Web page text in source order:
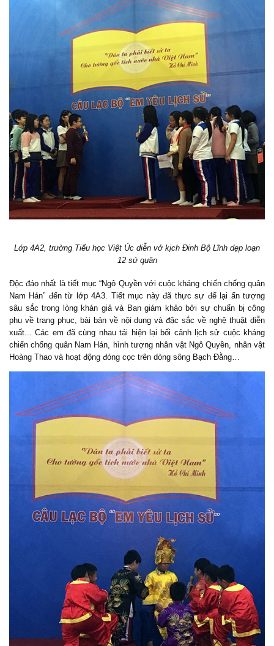
Lớp 4A2, trường Tiểu học Việt Úc diễn vở kịch Đinh Bộ Lĩnh dẹp loạn
12 sứ quân
Độc đáo nhất là tiết mục “Ngô Quyền với cuộc kháng chiến chống quân
Nam Hán” đến từ lớp 4A3. Tiết mục này đã thực sự để lại ấn tượng
sâu sắc trong lòng khán giả và Ban giám khảo bởi sự chuẩn bị công
phu về trang phục, bài bản về nội dung và đặc sắc về nghệ thuật diễn
xuất... Các em đã cùng nhau tái hiện lại bối cảnh lịch sử cuộc kháng
chiến chống quân Nam Hán, hình tượng nhân vật Ngô Quyền, nhân vật
Hoàng Thao và hoạt động đóng cọc trên dòng sông Bạch Đằng…